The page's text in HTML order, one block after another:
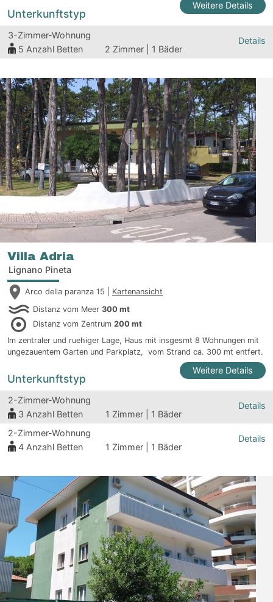
Weitere Details
Unterkunftstyp
3-Zimmer-Wohnung
5 Anzahl Betten 2 Zimmer | 1 Bäder
Details
Villa Adria
Lignano Pineta
Arco della paranza 15 | Kartenansicht
Distanz vom Meer 300 mt
Distanz vom Zentrum 200 mt
Im zentraler und ruehiger Lage, Haus mit insgesmt 8 Wohnungen mit
ungezauentem Garten und Parkplatz, vom Strand ca. 300 mt entfert.
Weitere Details
Unterkunftstyp
2-Zimmer-Wohnung
3 Anzahl Betten 1 Zimmer | 1 Bäder
Details
2-Zimmer-Wohnung
4 Anzahl Betten 1 Zimmer | 1 Bäder
Details